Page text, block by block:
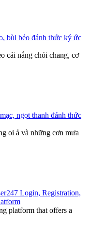
bùi béo đánh thức ký ức
cái nắng chói chang, cơ
ngọt thanh đánh thức
oi ả và những cơn mưa
Login, Registration,
platform that offers a